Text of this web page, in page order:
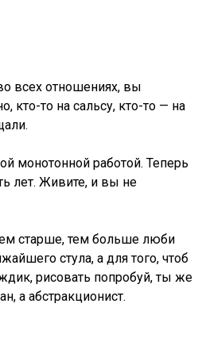
всех отношениях, вы
кто-то на сальсу, кто-то — на
монотонной работой. Теперь
лет. Живите, и вы не
старше, тем больше люби
стула, а для того, чтоб
рисовать попробуй, ты же
а абстракционист.